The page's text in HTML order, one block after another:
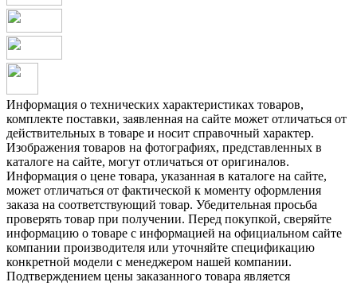
Информация о технических характеристиках товаров,
комплекте поставки, заявленная на сайте может отличаться от
действительных в товаре и носит справочный характер.
Изображения товаров на фотографиях, представленных в
каталоге на сайте, могут отличаться от оригиналов.
Информация о цене товара, указанная в каталоге на сайте,
может отличаться от фактической к моменту оформления
заказа на соответствующий товар. Убедительная просьба
проверять товар при получении. Перед покупкой, сверяйте
информацию о товаре с информацией на официальном сайте
компании производителя или уточняйте спецификацию
конкретной модели с менеджером нашей компании.
Подтверждением цены заказанного товара является